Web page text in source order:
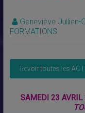
Geneviève Jullien-
FORMATIONS
SAMEDI 23